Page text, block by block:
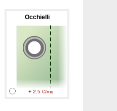
Occhielli
+ 2.5 €/mq